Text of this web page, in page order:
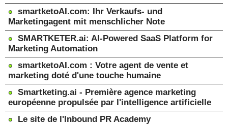
smartketoAI.com: Ihr Verkaufs- und
Marketingagent mit menschlicher Note
SMARTKETER.ai: AI-Powered SaaS Platform for
Marketing Automation
smartketoAI.com : Votre agent de vente et
marketing doté d'une touche humaine
Smartketing.ai - Première agence marketing
européenne propulsée par l'intelligence artificielle
Le site de l'Inbound PR Academy